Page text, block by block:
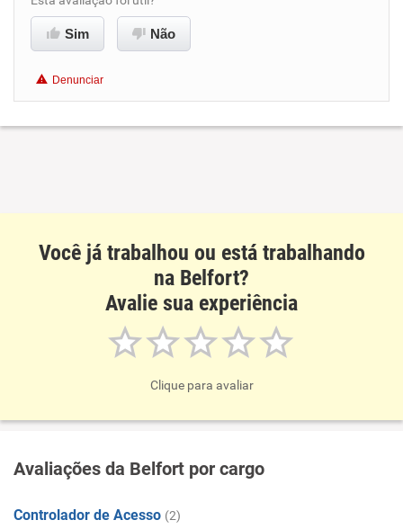
Ambiente de trabalho
Benefícios
Sim Não
Denunciar
Você já trabalhou ou está trabalhando
na Belfort?
Avalie sua experiência
Clique para avaliar
Avaliações da Belfort por cargo
Controlador de Acesso (2)